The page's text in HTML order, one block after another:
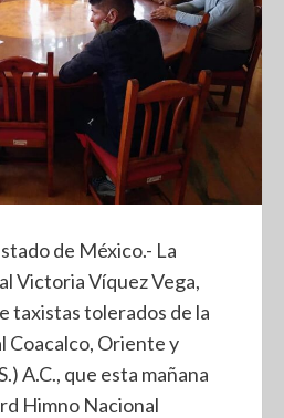
de México.- La
Victoria Víquez Vega,
taxistas tolerados de la
Coacalco, Oriente y
A.C., que esta mañana
Himno Nacional